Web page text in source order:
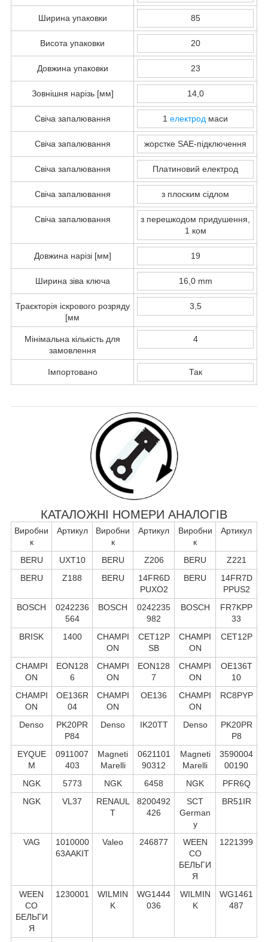
Ширина упаковки 85
Висота упаковки 20
Довжина упаковки 23
Зовнішня нарізь [мм] 14,0
Свіча запалювання 1 електрод маси
Свіча запалювання жорстке SAE-підключення
Свіча запалювання Платиновий електрод
Свіча запалювання з плоским сідлом
Свіча запалювання
з перешкодом придушення,
1 ком
Довжина нарізі [мм] 19
Ширина зіва ключа 16,0 mm
Траєкторія іскрового розряду
[мм
3,5
Мінімальна кількість для
замовлення
4
Імпортовано Так
КАТАЛОЖНІ НОМЕРИ АНАЛОГІВ
Виробни
к
Артикул
Виробни
к
Артикул
Виробни
к
Артикул
BERU UXT10 BERU Z206 BERU
Z221
BERU
Z188 BERU
14FR6D
PUXO2
BERU
14FR7D
PPUS2
BOSCH
0242236
564
BOSCH
0242235
982
BOSCH
FR7KPP
33
BRISK
1400
CHAMPI
ON
CET12P
SB
CHAMPI
ON
CET12P
CHAMPI
ON
EON128
6
CHAMPI
ON
EON128
7
CHAMPI
ON
OE136T
10
CHAMPI
ON
OE136R
04
CHAMPI
ON
OE136
CHAMPI
ON
RC8PYP
Denso
PK20PR
P84
Denso IK20TT Denso
PK20PR
P8
EYQUE
M
0911007
403
Magneti
Marelli
0621101
90312
Magneti
Marelli
3590004
00190
NGK
5773 NGK 6458 NGK
PFR6Q
NGK
VL37
RENAUL
T
8200492
426
SCT
German
y
BR51IR
VAG
1010000
63AAKIT
Valeo 246877
WEEN
CO
БЕЛЬГИ
Я
1221399
WEEN
CO
БЕЛЬГИ
Я
1230001
WILMIN
K
WG1444
036
WILMIN
K
WG1461
487